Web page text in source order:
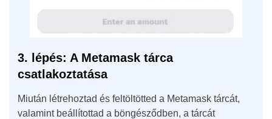
3. lépés: A Metamask tárca
csatlakoztatása
Miután létrehoztad és feltöltötted a Metamask tárcát,
valamint beállítottad a böngésződben, a tárcát